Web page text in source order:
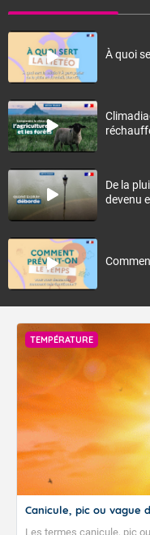
À quoi
De la
devenu
TEMPÉRATURE
Canicule, pic ou vague
Les termes canicule, pic